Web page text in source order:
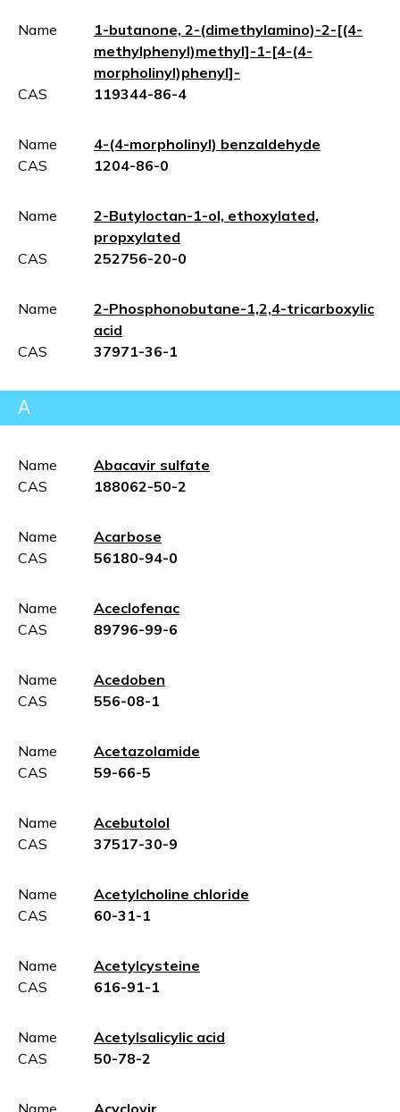
Name
1-butanone, 2-(dimethylamino)-2-[(4-
methylphenyl)methyl]-1-[4-(4-
morpholinyl)phenyl]-
CAS
119344-86-4
Name
4-(4-morpholinyl) benzaldehyde
CAS
1204-86-0
Name
2-Butyloctan-1-ol, ethoxylated,
propxylated
CAS
252756-20-0
Name
2-Phosphonobutane-1,2,4-tricarboxylic
acid
CAS
37971-36-1
A
Name
Abacavir sulfate
CAS
188062-50-2
Name
Acarbose
CAS
56180-94-0
Name
Aceclofenac
CAS
89796-99-6
Name
Acedoben
CAS
556-08-1
Name
Acetazolamide
CAS
59-66-5
Name
Acebutolol
CAS
37517-30-9
Name
Acetylcholine chloride
CAS
60-31-1
Name
Acetylcysteine
CAS
616-91-1
Name
Acetylsalicylic acid
CAS
50-78-2
Name Acyclovir